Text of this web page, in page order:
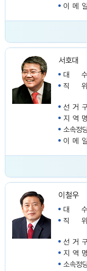
이메일
서호대
대
직
선거
지역명
소속정
이메일
이철우
대
직
선거
지역명
소속정